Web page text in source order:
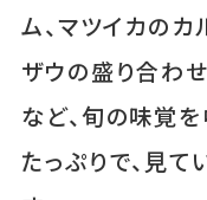
ム、マツイカのカ
ザウの盛り合わ
など、旬の味覚
たっぷりで、見